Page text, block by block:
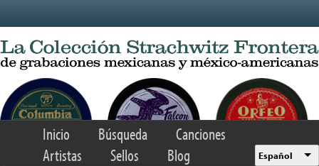
Inicio Búsqueda
Canciones
Artistas
Sellos Blog Español